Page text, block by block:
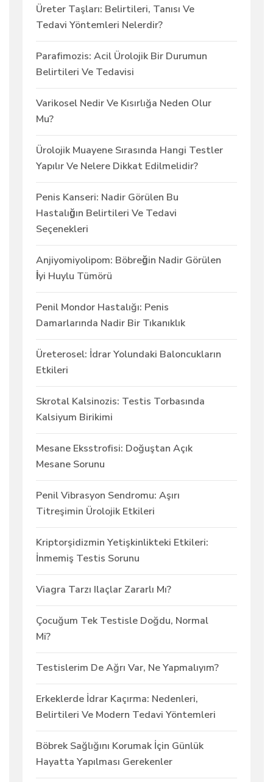
Üreter Taşları: Belirtileri, Tanısı Ve
Tedavi Yöntemleri Nelerdir?
Parafimozis: Acil Ürolojik Bir Durumun
Belirtileri Ve Tedavisi
Varikosel Nedir Ve Kısırlığa Neden Olur
Mu?
Ürolojik Muayene Sırasında Hangi Testler
Yapılır Ve Nelere Dikkat Edilmelidir?
Penis Kanseri: Nadir Görülen Bu
Hastalığın Belirtileri Ve Tedavi
Seçenekleri
Anjiyomiyolipom: Böbreğin Nadir Görülen
İyi Huylu Tümörü
Penil Mondor Hastalığı: Penis
Damarlarında Nadir Bir Tıkanıklık
Üreterosel: İdrar Yolundaki Baloncukların
Etkileri
Skrotal Kalsinozis: Testis Torbasında
Kalsiyum Birikimi
Mesane Eksstrofisi: Doğuştan Açık
Mesane Sorunu
Penil Vibrasyon Sendromu: Aşırı
Titreşimin Ürolojik Etkileri
Kriptorşidizmin Yetişkinlikteki Etkileri:
İnmemiş Testis Sorunu
Viagra Tarzı Ilaçlar Zararlı Mı?
Çocuğum Tek Testisle Doğdu, Normal
Mi?
Testislerim De Ağrı Var, Ne Yapmalıyım?
Erkeklerde İdrar Kaçırma: Nedenleri,
Belirtileri Ve Modern Tedavi Yöntemleri
Böbrek Sağlığını Korumak İçin Günlük
Hayatta Yapılması Gerekenler